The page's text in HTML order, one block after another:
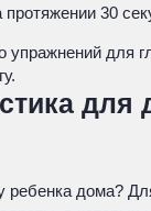
30
для
для
у ребенка дома?